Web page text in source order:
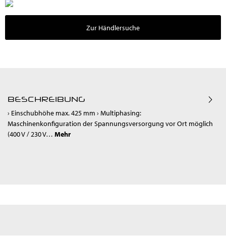
Zur Händlersuche
BESCHREIBUNG
› Einschubhöhe max. 425 mm › Multiphasing:
Maschinenkonfiguration der Spannungsversorgung vor Ort möglich
(400 V / 230 V… Mehr